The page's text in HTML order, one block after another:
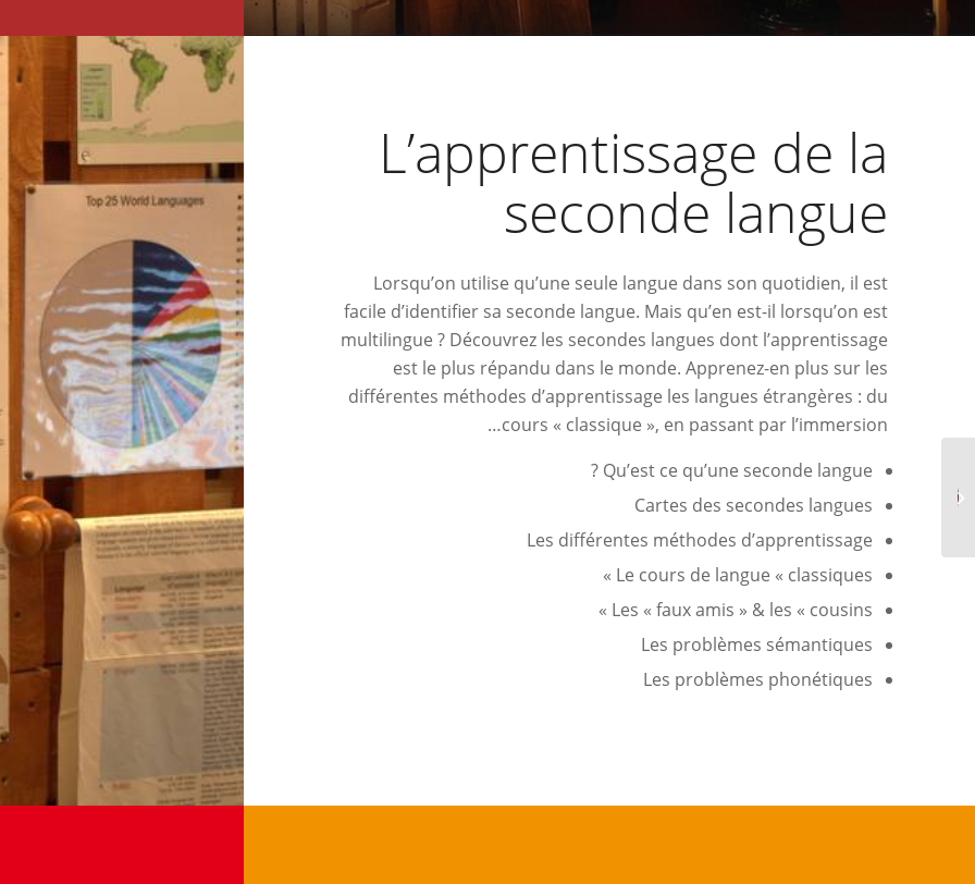
L’apprentissage de la
seconde langue
Lorsqu’on utilise qu’une seule langue dans son quotidien, il est
facile d’identifier sa seconde langue. Mais qu’en est-il lorsqu’on est
multilingue ? Découvrez les secondes langues dont l’apprentissage
est le plus répandu dans le monde. Apprenez-en plus sur les
différentes méthodes d’apprentissage les langues étrangères : du
cours « classique », en passant par l’immersion…
Qu’est ce qu’une seconde langue ?
Cartes des secondes langues
Les différentes méthodes d’apprentissage
Le cours de langue « classiques »
Les « faux amis » & les « cousins »
Les problèmes sémantiques
Les problèmes phonétiques
Tour de Babel